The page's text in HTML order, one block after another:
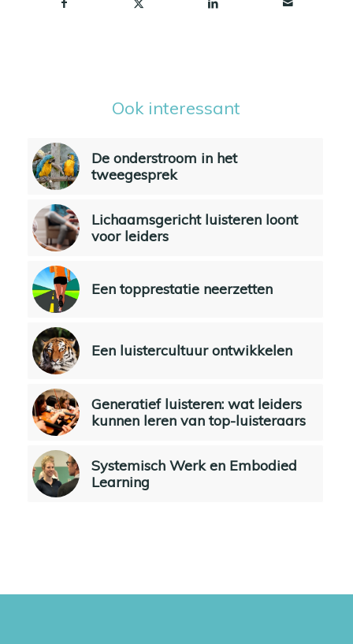
Ook interessant
De onderstroom in het
tweegesprek
Lichaamsgericht luisteren loont
voor leiders
Een topprestatie neerzetten
Een luistercultuur ontwikkelen
Generatief luisteren: wat leiders
kunnen leren van top-luisteraars
Systemisch Werk en Embodied
Learning